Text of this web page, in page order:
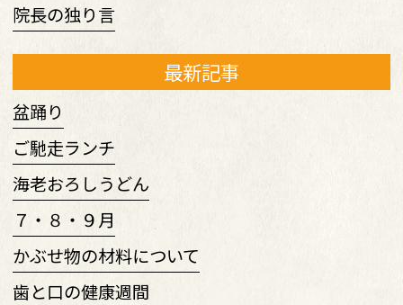
院長の独り言
最新記事
盆踊り
ご馳走ランチ
海老おろしうどん
７・８・９月
かぶせ物の材料について
歯と口の健康週間